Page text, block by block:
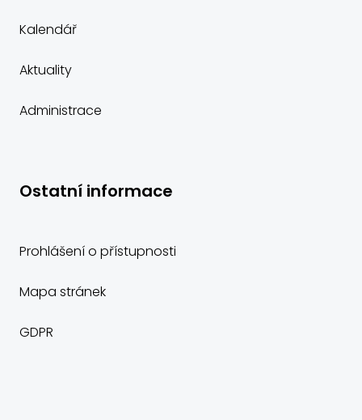
Kalendář
Aktuality
Administrace
Ostatní informace
Prohlášení o přístupnosti
Mapa stránek
GDPR